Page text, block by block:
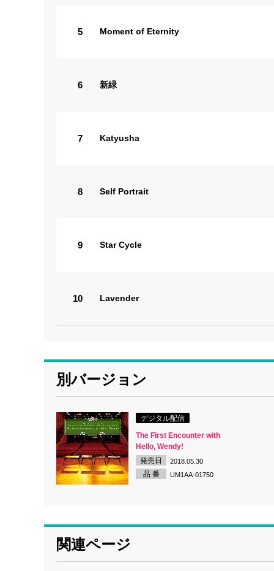
5 Moment of Eternity
6 新緑
7 Katyusha
8 Self Portrait
9 Star Cycle
10 Lavender
別バージョン
デジタル配信
The First Encounter with
Hello, Wendy!
発売日
2018.05.30
品 番 UM1AA-01750
関連ページ